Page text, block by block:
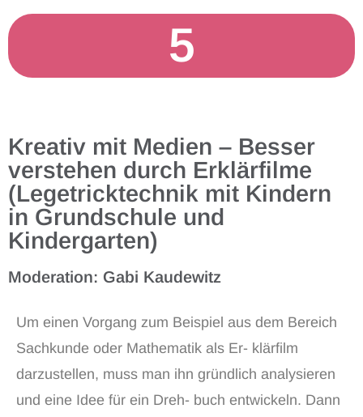
5
Kreativ mit Medien – Besser
verstehen durch Erklärfilme
(Legetricktechnik mit Kindern
in Grundschule und
Kindergarten)
Moderation: Gabi Kaudewitz
Um einen Vorgang zum Beispiel aus dem Bereich
Sachkunde oder Mathematik als Er- klärfilm
darzustellen, muss man ihn gründlich analysieren
und eine Idee für ein Dreh- buch entwickeln. Dann